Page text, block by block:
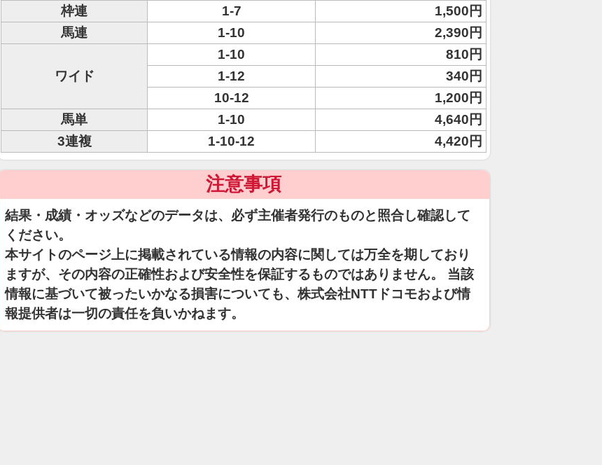
枠連
1-7
1,500円
馬連
1-10 2,390円
ワイド
1-10
810円
1-12
340円
10-12
1,200円
馬単
1-10
4,640円
3連複
1-10-12 4,420円
注意事項
結果・成績・オッズなどのデータは、必ず主催者発行のものと照合し確認して
ください。
本サイトのページ上に掲載されている情報の内容に関しては万全を期しており
ますが、その内容の正確性および安全性を保証するものではありません。 当該
情報に基づいて被ったいかなる損害についても、株式会社NTTドコモおよび情
報提供者は一切の責任を負いかねます。